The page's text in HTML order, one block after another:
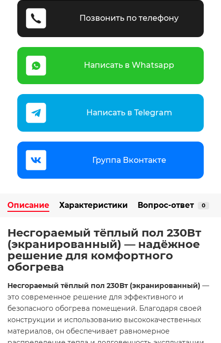
Позвонить по телефону
Написать в Whatsapp
Написать в Telegram
Группа Вконтакте
Описание Характеристики Вопрос-ответ 0
Несгораемый тёплый пол 230Вт
(экранированный) — надёжное
решение для комфортного
обогрева
Несгораемый тёплый пол 230Вт (экранированный) —
это современное решение для эффективного и
безопасного обогрева помещений. Благодаря своей
конструкции и использованию высококачественных
материалов, он обеспечивает равномерное